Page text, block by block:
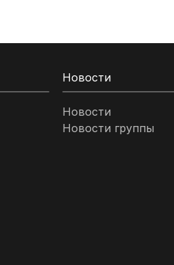
Новости
Новости
Новости группы